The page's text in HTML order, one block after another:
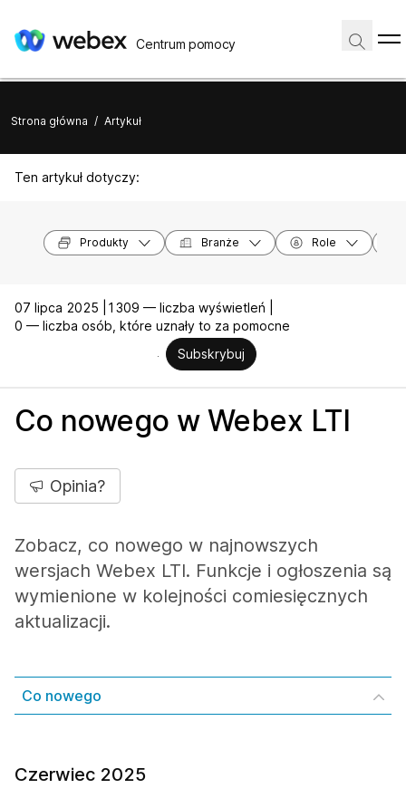
Centrum pomocy
Strona główna / Artykuł
Ten artykuł dotyczy:
Produkty Branże Role
07 lipca 2025 |
1309 — liczba wyświetleń |
0 — liczba osób, które uznały to za pomocne
Subskrybuj
Co nowego w Webex LTI
Opinia?
Zobacz, co nowego w najnowszych
wersjach Webex LTI. Funkcje i ogłoszenia są
wymienione w kolejności comiesięcznych
aktualizacji.
Co nowego
Czerwiec 2025